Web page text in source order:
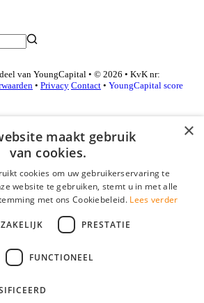
van YoungCapital • © 2026 • KvK nr:
• Privacy Contact • YoungCapital score
×
maakt gebruik
van cookies.
cookies om uw gebruikerservaring te
website te gebruiken, stemt u in met alle
met ons Cookiebeleid. Lees verder
PRESTATIE
FUNCTIONEEL